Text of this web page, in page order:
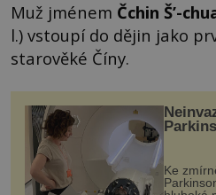
Muž jménem Čchin Š’-
l.) vstoupí do dějin jako
starověké Číny.
Ke